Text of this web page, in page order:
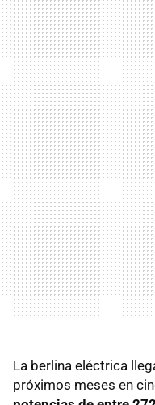
La berlina eléctrica
próximos meses en